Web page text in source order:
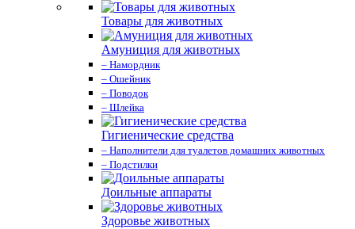
Товары для животных
Амуниция для животных
– Намордник
– Ошейник
– Поводок
– Шлейка
Гигиенические средства
– Наполнители для туалетов домашних животных
– Подстилки
Доильные аппараты
Здоровье животных